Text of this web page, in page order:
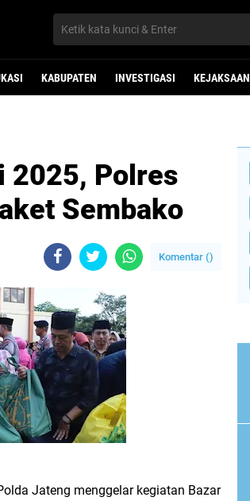
KABUPATEN INVESTIGASI KEJAKSAAN
2025, Polres
Sembako
Komentar ()
Jateng menggelar kegiatan Bazar